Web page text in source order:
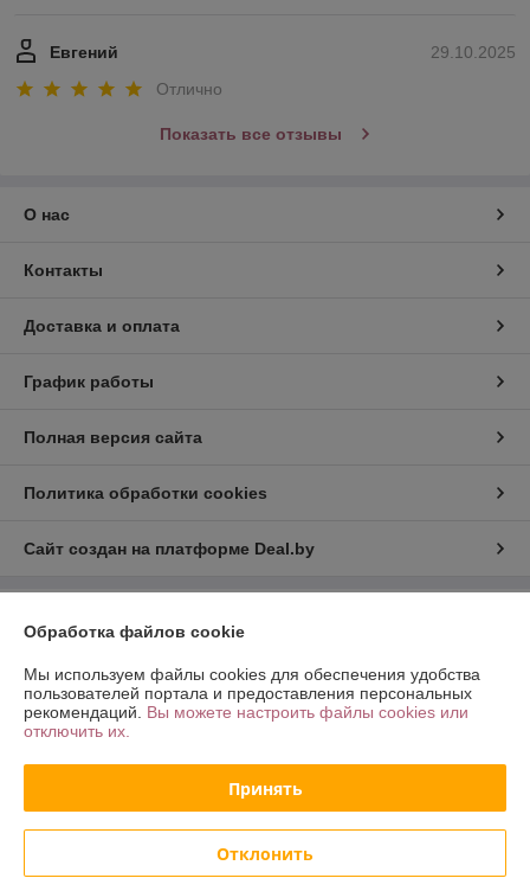
29.10.2025
Евгений
Отлично
Показать все отзывы
О нас
Контакты
Доставка и оплата
График работы
Полная версия сайта
Политика обработки cookies
Сайт создан на платформе Deal.by
Информация для покупателя
г. Минск, Партизанский пр-т 168/2, пом. 27
Регистрационный номер ЕГР: 192775681
Регистрационный орган: Минский Горисполком
Дата регистрации компании: 16.02.2017
Обработка файлов cookie
Мы используем файлы cookies для обеспечения удобства
пользователей портала и предоставления персональных
рекомендаций. Вы можете настроить файлы cookies или
отключить их.
Принять
Отклонить